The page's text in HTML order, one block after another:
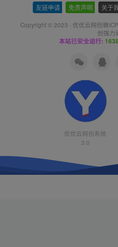
友链申请 免责声明 关于
Copyright © 2023 · 优优云网创赣
创强力
本站已安全运行:
优优云网创系统
3.0